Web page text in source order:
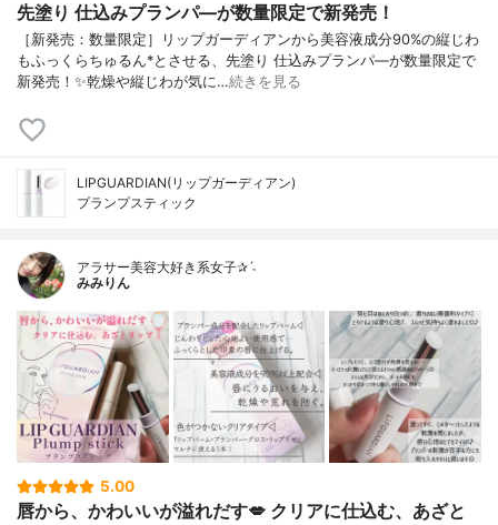
先塗り 仕込みプランパ―が数量限定で新発売！
［新発売：数量限定］リップガーディアンから美容液成分90%の縦じわ
もふっくらちゅるん*とさせる、先塗り 仕込みプランパ―が数量限定で
新発売！✨乾燥や縦じわが気に…続きを見る
LIPGUARDIAN(リップガーディアン)
プランプスティック
アラサー美容大好き系女子✰ˊ˗
みみりん
5.00
唇から、かわいいが溢れだす💋 クリアに仕込む、あざと